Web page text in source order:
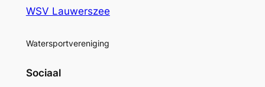
WSV Lauwerszee
Watersportvereniging
Sociaal